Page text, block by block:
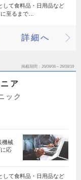
して食料品・日用品など
至るまで…
詳細へ
掲載期間 26/08/06～26/08/19
ア
ック
機械
応
して食料品・日用品など